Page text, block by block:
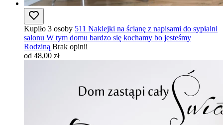
Kupiło 3 osoby 511 Naklejki na ścianę z napisami do sypialni
salonu W tym domu bardzo się kochamy bo jesteśmy
Rodziną Brak opinii
od 48,00 zł